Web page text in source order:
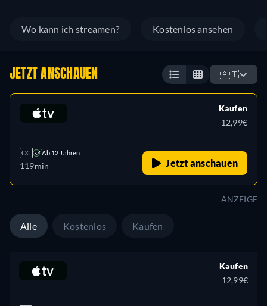
Wo kann ich streamen? Kostenlos ansehen
JETZT ANSCHAUEN 🇦🇹
CC Ab 12 Jahren
119min
Kaufen
12,99€
Jetzt anschauen
ANZEIGE
Alle Kostenlos Kaufen
Kaufen
12,99€